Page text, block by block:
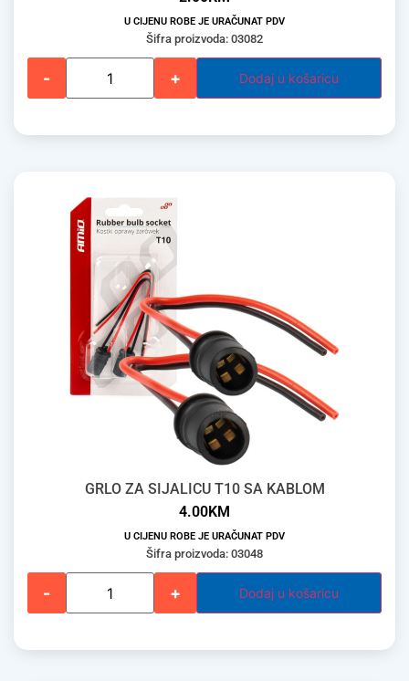
U CIJENU ROBE JE URAČUNAT PDV
Šifra proizvoda: 03082
- + Dodaj u košaricu
GRLO ZA SIJALICU T10 SA KABLOM
4.00KM
U CIJENU ROBE JE URAČUNAT PDV
Šifra proizvoda: 03048
- + Dodaj u košaricu